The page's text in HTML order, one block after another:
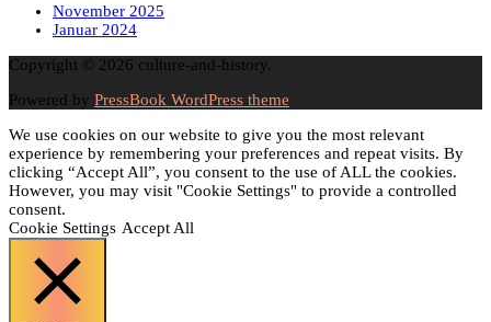
November 2025
Januar 2024
Copyright © 2026 culture-and-history.
Powered by PressBook WordPress theme
We use cookies on our website to give you the most relevant
experience by remembering your preferences and repeat visits. By
clicking “Accept All”, you consent to the use of ALL the cookies.
However, you may visit "Cookie Settings" to provide a controlled
consent.
Cookie Settings Accept All